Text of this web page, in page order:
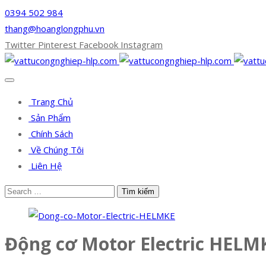
0394 502 984
thang@hoanglongphu.vn
Twitter Pinterest Facebook Instagram
Trang Chủ
Sản Phẩm
Chính Sách
Về Chúng Tôi
Liên Hệ
Động cơ Motor Electric